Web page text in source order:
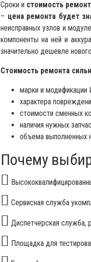
Сроки и стоимость
– цена ремонта будет
неисправных узлов и
компоненты на ней и
значительно дешевле
Стоимость ремонта
марки и модификации
характера
стоимости сменных
наличия нужных
объема выполненных
Почему
Сервисная служба
Диспетчерская
Площадка для